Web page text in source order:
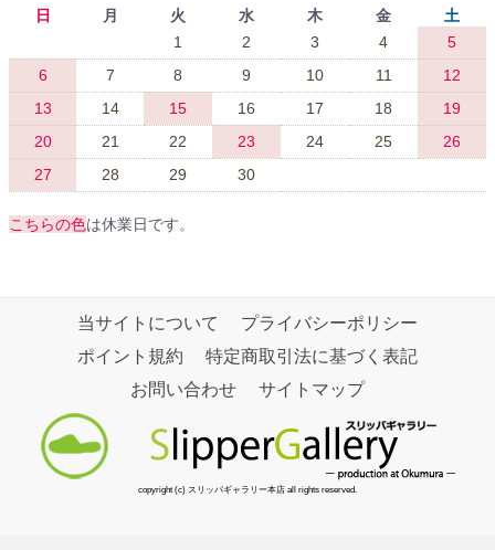
日 月 火 水 木 金
土
1
2 3 4
5
6
7 8 9 10 11
12
13
14 15 16 17 18
19
20
21 22 23 24 25
26
27
28 29 30
こちらの色は休業日です。
当サイトについて
プライバシーポリシー
ポイント規約
特定商取引法に基づく表記
お問い合わせ
サイトマップ
copyright (c) スリッパギャラリー本店 all rights reserved.